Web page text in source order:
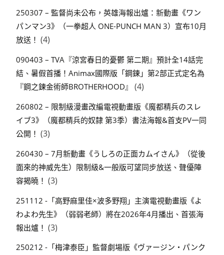
250307 – 監督尚未公布，英雄海報出爐：新動畫《ワン
パンマン3》（一拳超人 ONE-PUNCH MAN 3）宣布10月
放送！ (4)
090403 – TVA『涼宮春日的憂鬱 第二期』預計全14話完
結、暑假首播！Animax國際版「鋼鍊」第2部正式定名為
『鋼之鍊金術師BROTHERHOOD』
(4)
260802 – 限制級漫畫改編電視動畫版《魔都精兵のスレ
イブ3》（魔都精兵的奴隸 第3季）書法海報&首支PV一同
公開！ (3)
260430 – 7月新動畫《うしろの正面カムイさん》（從後
面來的神威先生）限制級&一般版可望同步放送、聲優陣
容揭曉！ (3)
251112 -「高野麻里佳×波多野翔」主演電視動畫版《よ
わよわ先生》（弱弱老師）將在2026年4月播出、首張海
報出爐！ (3)
250212 -「梅津泰臣」監督劇場版《ヴァージン・パンク